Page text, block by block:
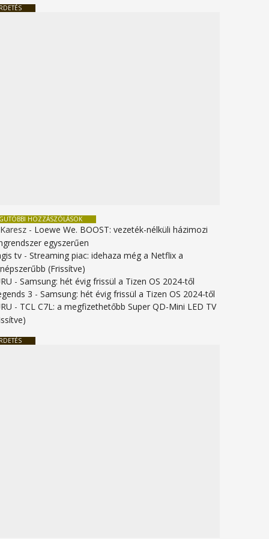
HOZZÁSZÓLÁSOK
- Loewe We. BOOST: vezeték-nélküli házimozi
egyszerűen
tv -Streaming piac: idehaza még a Netflix a
(Frissítve)
-Samsung: hét évig frissül a Tizen OS 2024-től
3 -Samsung: hét évig frissül a Tizen OS 2024-től
- TCL C7L: a megfizethetőbb Super QD-Mini LED TV